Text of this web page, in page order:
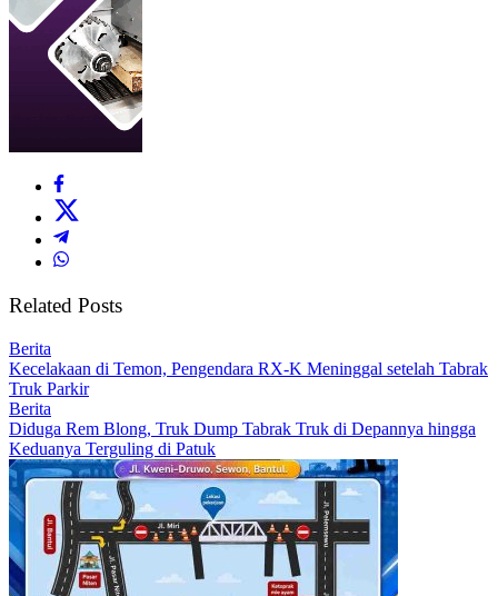
Related Posts
Berita
Kecelakaan di Temon, Pengendara RX-K Meninggal setelah Tabrak
Truk Parkir
Berita
Diduga Rem Blong, Truk Dump Tabrak Truk di Depannya hingga
Keduanya Terguling di Patuk